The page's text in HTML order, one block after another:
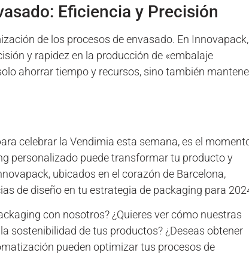
Eficiencia y Precisión
de los procesos de envasado. En Innovapack,
y rapidez en la producción de «embalaje
ahorrar tiempo y recursos, sino también
celebrar la Vendimia esta semana, es el
personalizado puede transformar tu producto y
ubicados en el corazón de Barcelona,
de diseño en tu estrategia de packaging para
con nosotros? ¿Quieres ver cómo nuestras
sostenibilidad de tus productos? ¿Deseas obtener
pueden optimizar tus procesos de